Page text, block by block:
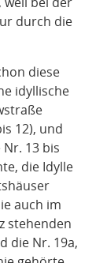
durch die
diese
idyllische
12), und
13 bis
die Idylle
auch im
stehenden
die Nr. 19a,